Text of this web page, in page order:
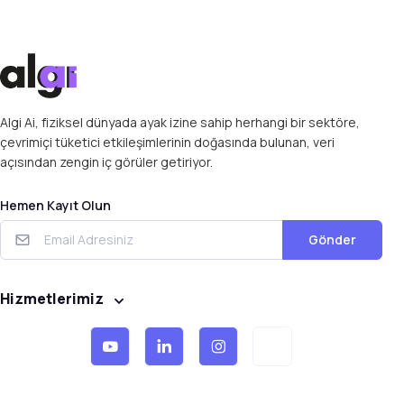
Algi Ai, fiziksel dünyada ayak izine sahip herhangi bir sektöre,
çevrimiçi tüketici etkileşimlerinin doğasında bulunan, veri
açısından zengin iç görüler getiriyor.
Hemen Kayıt Olun
Gönder
Hizmetlerimiz